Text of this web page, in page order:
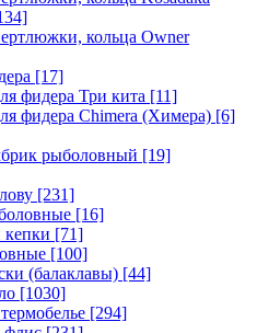
кольца Owner
[17]
фидера Три кита [11]
фидера Chimera (Химера) [6]
рыболовный [19]
[231]
[16]
кепки [71]
[100]
(балаклавы) [44]
[1030]
[294]